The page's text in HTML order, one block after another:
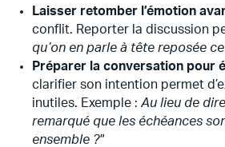
Laisser retomber l’émotion
conflit. Reporter la discussion
qu’on en parle à tête reposée
Préparer la conversation pour
clarifier son intention permet
inutiles. Exemple : Au lieu de
remarqué que les échéances
ensemble ?"